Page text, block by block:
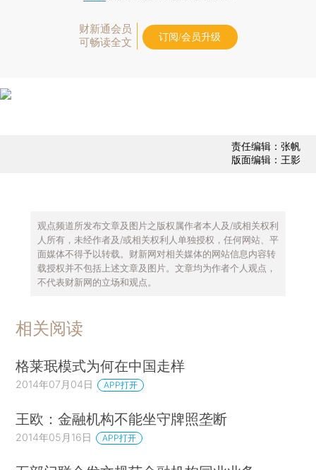
财新通会员
可畅读全文
订阅/会员升级
责任编辑：张帆
版面编辑：王影
观点频道所发布文章及图片之版权属作者本人及/或相关权利
人所有，未经作者及/或相关权利人单独授权，任何网站、平
面媒体不得予以转载。财新网对相关媒体的网站信息内容转
载授权并不包括上述文章及图片。文章均为作者个人观点，
不代表财新网的立场和观点。
相关阅读
格莱珉模式为何在中国走样
2014年07月04日 APP打开
王欧：金融机构不能坐守牌照垄断
2014年05月16日 APP打开